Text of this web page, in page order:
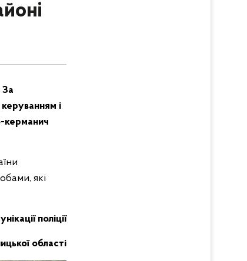
За
і
керманич
які
поліції
області